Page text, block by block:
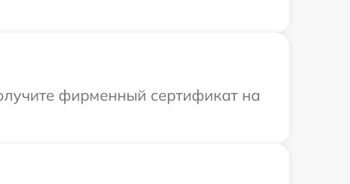
фирменный сертификат на